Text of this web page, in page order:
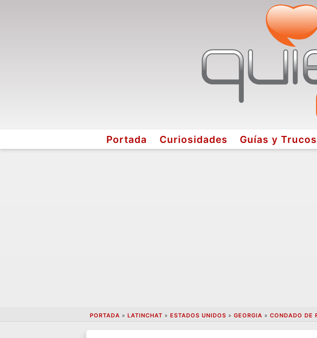
Portada Curiosidades Guías y Trucos
PORTADA » LATINCHAT » ESTADOS UNIDOS » GEORGIA » CONDADO DE